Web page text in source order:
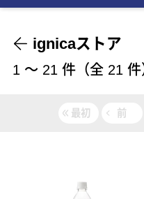
ignicaストア
1 〜 21 件（全 21 件
最初 前